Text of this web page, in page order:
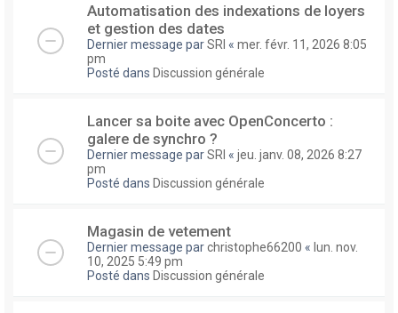
Automatisation des indexations de loyers
et gestion des dates
Dernier message parSRI « mer. févr. 11, 2026 8:05
pm
Posté dans Discussion générale
Lancer sa boite avec OpenConcerto :
galere de synchro ?
Dernier message parSRI « jeu. janv. 08, 2026 8:27
pm
Posté dans Discussion générale
Magasin de vetement
Dernier message parchristophe66200 « lun. nov.
10, 2025 5:49 pm
Posté dans Discussion générale